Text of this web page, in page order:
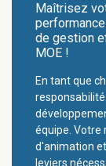
Maîtrisez
de gestion
MOE !
En tant que
équipe. Votre
d'animation
leviers